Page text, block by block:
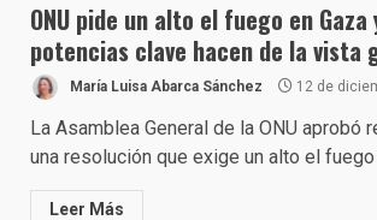
ONU pide un alto el fuego en Gaza
potencias clave hacen de la vista
María Luisa Abarca Sánchez 12 de
La Asamblea General de la ONU aprobó
una resolución que exige un alto el fuego
Leer Más